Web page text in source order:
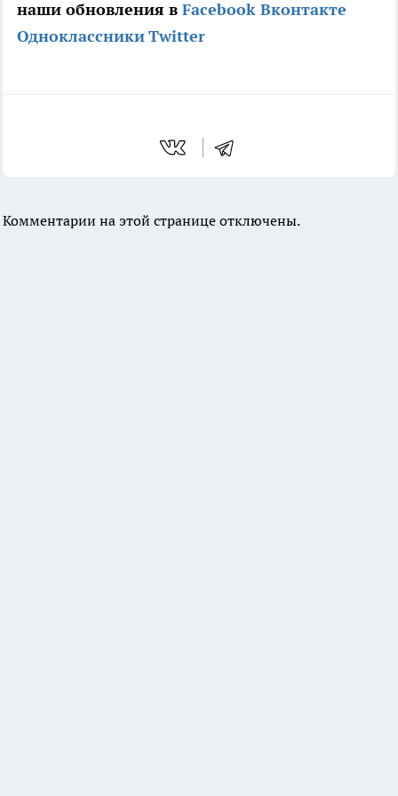
наши обновления в Facebook Вконтакте
ОдноклассникиTwitter
Комментарии на этой странице отключены.